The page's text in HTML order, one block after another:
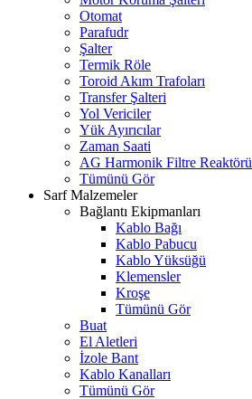
Otomat
Parafudr
Şalter
Termik Röle
Toroid Akım Trafoları
Transfer Şalteri
Yol Vericiler
Yük Ayırıcılar
Zaman Saati
AG Harmonik Filtre Reaktörü
Tümünü Gör
Sarf Malzemeler
Bağlantı Ekipmanları
Kablo Bağı
Kablo Pabucu
Kablo Yüksüğü
Klemensler
Kroşe
Tümünü Gör
Buat
El Aletleri
İzole Bant
Kablo Kanalları
Tümünü Gör